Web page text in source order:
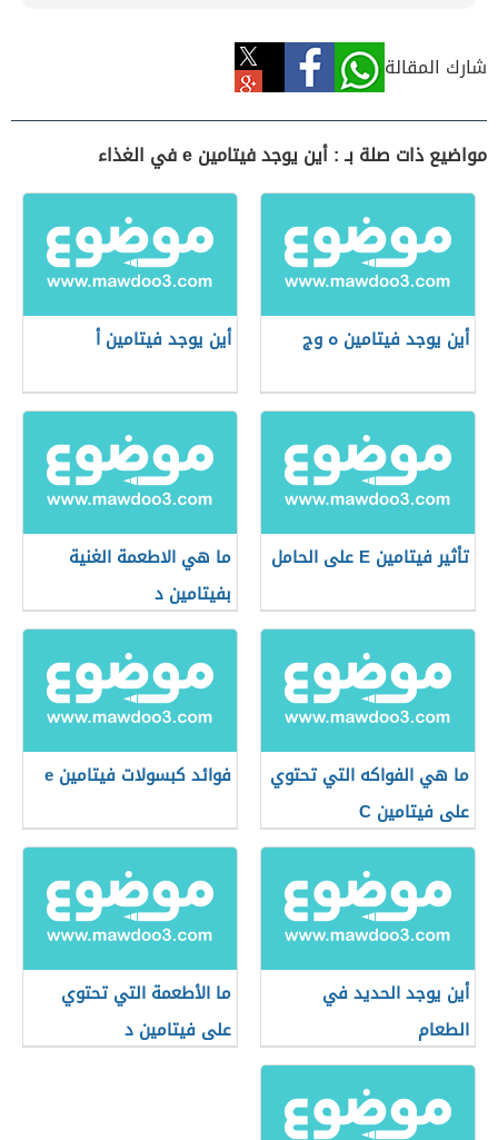
شارك المقالة
مواضيع ذات صلة بـ : أين يوجد فيتامين e في الغذاء
أين يوجد فيتامين ه وج أين يوجد فيتامين أ
تأثير فيتامين E على الحامل
ما هي الاطعمة الغنية
بفيتامين د
ما هي الفواكه التي تحتوي
على فيتامين C
فوائد كبسولات فيتامين e
أين يوجد الحديد في
الطعام
ما الأطعمة التي تحتوي
على فيتامين د